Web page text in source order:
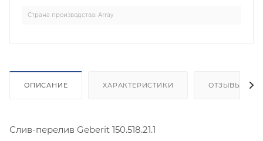
Страна производства: Array
ОПИСАНИЕ ХАРАКТЕРИСТИКИ ОТЗЫВЫ
Слив-перелив Geberit 150.518.21.1